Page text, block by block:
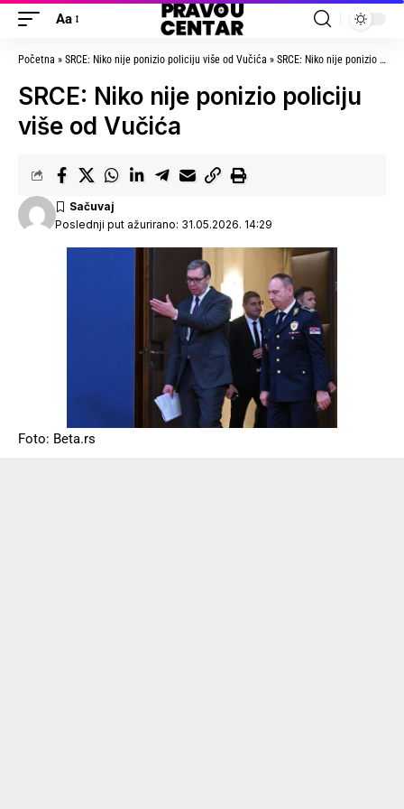
Aa
Početna » SRCE: Niko nije ponizio policiju više od Vučića » SRCE: Niko nije ponizio policiju više od Vučića
SRCE: Niko nije ponizio policiju
više od Vučića
Poslednji put ažurirano: 31.05.2026. 14:29
Foto: Beta.rs